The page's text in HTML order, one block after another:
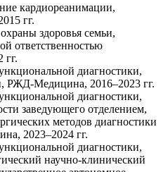
кардиореанимации,
гг.
здоровья семьи,
ответственностью
гг.
диагностики,
РЖД-Медицина, 2016–2023 гг.
диагностики,
заведующего отделением,
методов диагностики
, 2023–2024 гг.
диагностики,
научно-клинический